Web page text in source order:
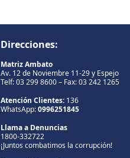
Direcciones:
Matriz Ambato
Av. 12 de Noviembre 11-29 y Espejo
Telf: 03 299 8600 – Fax: 03 242 1265
Atención Clientes: 136
WhatsApp:0996251845
Llama a Denuncias
1800-332722
¡Juntos combatimos la corrupción!